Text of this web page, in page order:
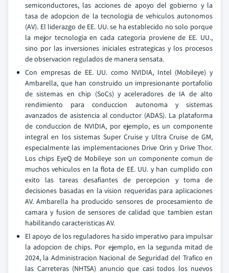
semiconductores, las acciones de apoyo del gobierno y la
tasa de adopcion de la tecnologia de vehiculos autonomos
(AV). El liderazgo de EE. UU. se ha establecido no solo porque
la mejor tecnologia en cada categoria proviene de EE. UU.,
sino por las inversiones iniciales estrategicas y los procesos
de observacion regulados de manera sensata.
Con empresas de EE. UU. como NVIDIA, Intel (Mobileye) y
Ambarella, que han construido un impresionante portafolio
de sistemas en chip (SoCs) y aceleradores de IA de alto
rendimiento para conduccion autonoma y sistemas
avanzados de asistencia al conductor (ADAS). La plataforma
de conduccion de NVIDIA, por ejemplo, es un componente
integral en los sistemas Super Cruise y Ultra Cruise de GM,
especialmente las implementaciones Drive Orin y Drive Thor.
Los chips EyeQ de Mobileye son un componente comun de
muchos vehiculos en la flota de EE. UU. y han cumplido con
exito las tareas desafiantes de percepcion y toma de
decisiones basadas en la vision requeridas para aplicaciones
AV. Ambarella ha producido sensores de procesamiento de
camara y fusion de sensores de calidad que tambien estan
habilitando caracteristicas AV.
El apoyo de los reguladores ha sido imperativo para impulsar
la adopcion de chips. Por ejemplo, en la segunda mitad de
2024, la Administracion Nacional de Seguridad del Trafico en
las Carreteras (NHTSA) anuncio que casi todos los nuevos